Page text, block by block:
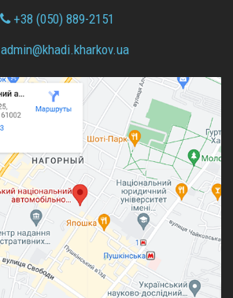
+38 (050) 889-2151
admin@khadi.kharkov.ua